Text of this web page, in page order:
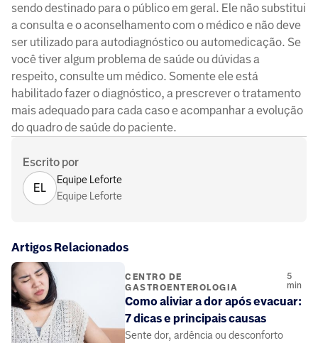
sendo destinado para o público em geral. Ele não substitui
a consulta e o aconselhamento com o médico e não deve
ser utilizado para autodiagnóstico ou automedicação. Se
você tiver algum problema de saúde ou dúvidas a
respeito, consulte um médico. Somente ele está
habilitado fazer o diagnóstico, a prescrever o tratamento
mais adequado para cada caso e acompanhar a evolução
do quadro de saúde do paciente.
Escrito por
EL
Equipe Leforte
Equipe Leforte
Artigos Relacionados
CENTRO DE
GASTROENTEROLOGIA
5
min
Como aliviar a dor após evacuar:
7 dicas e principais causas
Sente dor, ardência ou desconforto